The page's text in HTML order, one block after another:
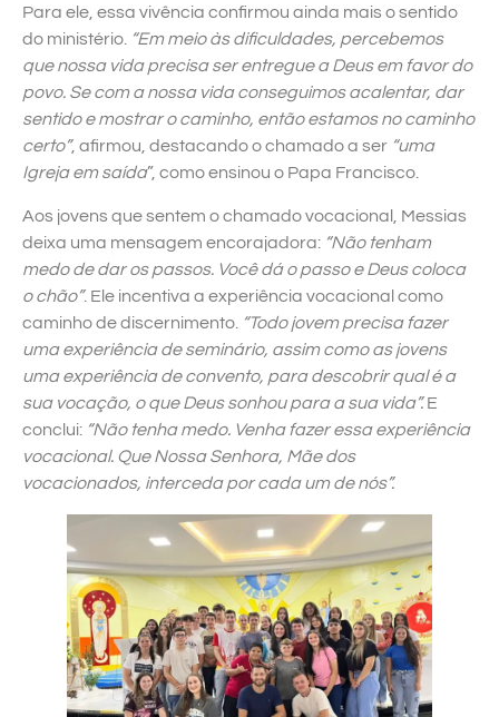
Para ele, essa vivência confirmou ainda mais o sentido
do ministério. “Em meio às dificuldades, percebemos
que nossa vida precisa ser entregue a Deus em favor do
povo. Se com a nossa vida conseguimos acalentar, dar
sentido e mostrar o caminho, então estamos no caminho
certo”, afirmou, destacando o chamado a ser “uma
Igreja em saída”, como ensinou o Papa Francisco.
Aos jovens que sentem o chamado vocacional, Messias
deixa uma mensagem encorajadora: “Não tenham
medo de dar os passos. Você dá o passo e Deus coloca
o chão”. Ele incentiva a experiência vocacional como
caminho de discernimento. “Todo jovem precisa fazer
uma experiência de seminário, assim como as jovens
uma experiência de convento, para descobrir qual é a
sua vocação, o que Deus sonhou para a sua vida”.E
conclui: “Não tenha medo. Venha fazer essa experiência
vocacional. Que Nossa Senhora, Mãe dos
vocacionados, interceda por cada um de nós”.